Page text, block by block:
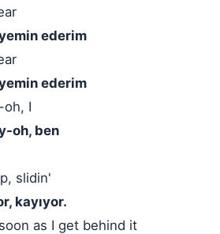
ederim
ederim
oh, I
oh, ben
slidin'
kayıyor.
as I get behind it